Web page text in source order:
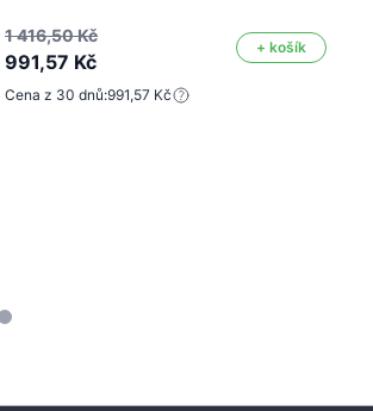
1 416,50 Kč
991,57 Kč
+ košík
Cena z 30 dnů:991,57 Kč